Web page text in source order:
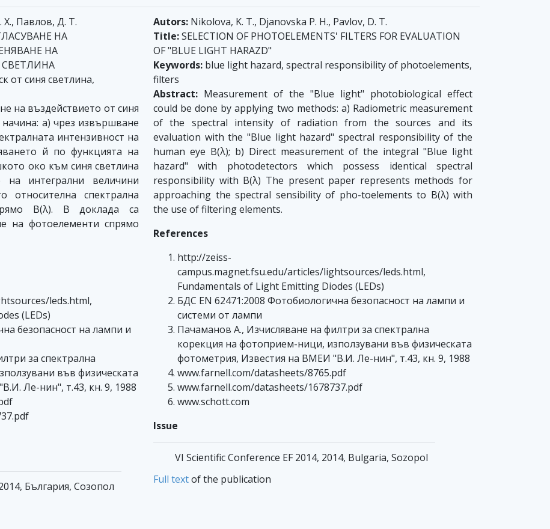
Павлов, Д. Т.
НА
НА
от синя светлина,
на въздействието от синя
а) чрез извършване
интензивност на
й по функцията на
око към синя светлина
интегрални величини
относителна спектрална
B(λ). В доклада са
на фотоелементи спрямо
leds.html,
(LEDs)
безопасност на лампи и
за спектрална
във физическата
Ле-нин", т.43, кн. 9, 1988
България, Созопол
Autors: Nikolova, K. T., Djanovska P. H., Pavlov, D. T.
Title:SELECTION OF PHOTOELEMENTS' FILTERS FOR EVALUATION
OF "BLUE LIGHT HARAZD"
Keywords: blue light hazard, spectral responsibility of photoelements,
filters
Abstract: Measurement of the "Blue light" photobiological effect
could be done by applying two methods: a) Radiometric measurement
of the spectral intensity of radiation from the sources and its
evaluation with the "Blue light hazard" spectral responsibility of the
human eye B(λ); b) Direct measurement of the integral "Blue light
hazard" with photodetectors which possess identical spectral
responsibility with B(λ) The present paper represents methods for
approaching the spectral sensibility of pho-toelements to B(λ) with
the use of filtering elements.
References
http://zeiss-
campus.magnet.fsu.edu/articles/lightsources/leds.html,
Fundamentals of Light Emitting Diodes (LEDs)
БДС EN 62471:2008 Фотобиологична безопасност на лампи и
системи от лампи
Пачаманов А., Изчисляване на филтри за спектрална
корекция на фотоприем-ници, използувани във физическата
фотометрия, Известия на ВМЕИ "В.И. Ле-нин", т.43, кн. 9, 1988
www.farnell.com/datasheets/8765.pdf
www.farnell.com/datasheets/1678737.pdf
www.schott.com
Issue
VI Scientific Conference EF 2014, 2014, Bulgaria, Sozopol
Full textof the publication